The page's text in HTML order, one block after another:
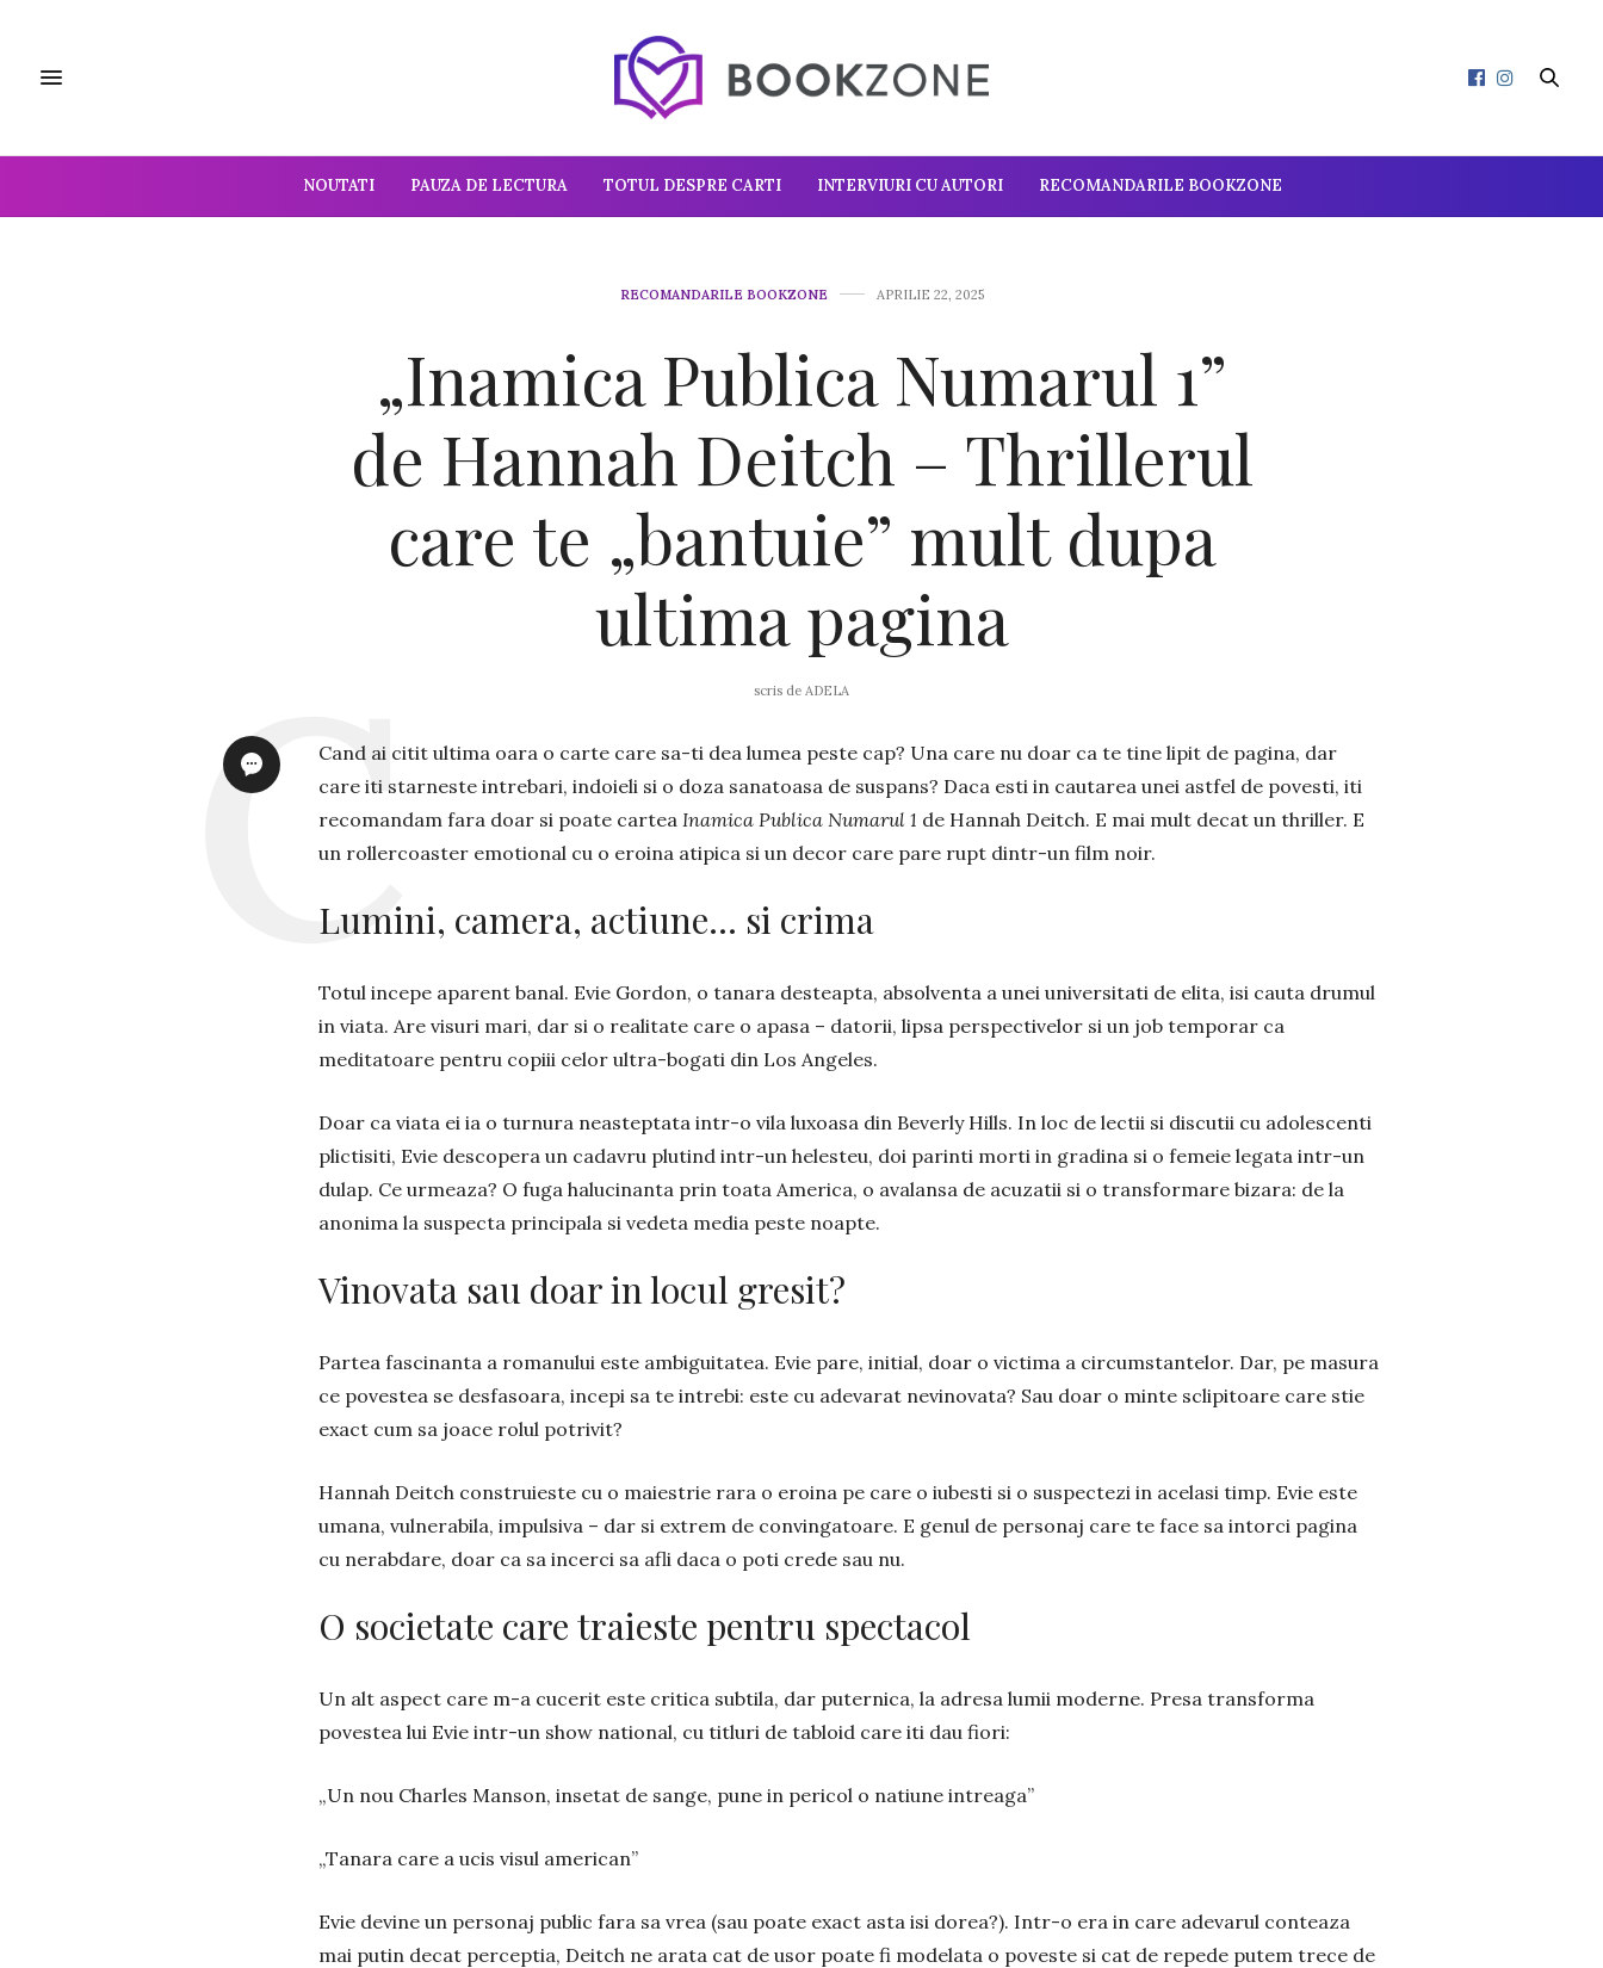
NOUTATI PAUZA DE LECTURA TOTUL DESPRE CARTI INTERVIURI CU AUTORI RECOMANDARILE BOOKZONE
RECOMANDARILE BOOKZONE APRILIE 22, 2025
„Inamica Publica Numarul 1”
de Hannah Deitch – Thrillerul
care te „bantuie” mult dupa
ultima pagina
scris de ADELA
Cand ai citit ultima oara o carte care sa-ti dea lumea peste cap? Una care nu doar ca te tine lipit de pagina, dar
care iti starneste intrebari, indoieli si o doza sanatoasa de suspans? Daca esti in cautarea unei astfel de povesti, iti
recomandam fara doar si poate cartea Inamica Publica Numarul 1 de Hannah Deitch. E mai mult decat un thriller. E
un rollercoaster emotional cu o eroina atipica si un decor care pare rupt dintr-un film noir.
Lumini, camera, actiune… si crima
Totul incepe aparent banal. Evie Gordon, o tanara desteapta, absolventa a unei universitati de elita, isi cauta drumul
in viata. Are visuri mari, dar si o realitate care o apasa – datorii, lipsa perspectivelor si un job temporar ca
meditatoare pentru copiii celor ultra-bogati din Los Angeles.
Doar ca viata ei ia o turnura neasteptata intr-o vila luxoasa din Beverly Hills. In loc de lectii si discutii cu adolescenti
plictisiti, Evie descopera un cadavru plutind intr-un helesteu, doi parinti morti in gradina si o femeie legata intr-un
dulap. Ce urmeaza? O fuga halucinanta prin toata America, o avalansa de acuzatii si o transformare bizara: de la
anonima la suspecta principala si vedeta media peste noapte.
Vinovata sau doar in locul gresit?
Partea fascinanta a romanului este ambiguitatea. Evie pare, initial, doar o victima a circumstantelor. Dar, pe masura
ce povestea se desfasoara, incepi sa te intrebi: este cu adevarat nevinovata? Sau doar o minte sclipitoare care stie
exact cum sa joace rolul potrivit?
Hannah Deitch construieste cu o maiestrie rara o eroina pe care o iubesti si o suspectezi in acelasi timp. Evie este
umana, vulnerabila, impulsiva – dar si extrem de convingatoare. E genul de personaj care te face sa intorci pagina
cu nerabdare, doar ca sa incerci sa afli daca o poti crede sau nu.
O societate care traieste pentru spectacol
Un alt aspect care m-a cucerit este critica subtila, dar puternica, la adresa lumii moderne. Presa transforma
povestea lui Evie intr-un show national, cu titluri de tabloid care iti dau fiori:
„Un nou Charles Manson, insetat de sange, pune in pericol o natiune intreaga”
„Tanara care a ucis visul american”
Evie devine un personaj public fara sa vrea (sau poate exact asta isi dorea?). Intr-o era in care adevarul conteaza
mai putin decat perceptia, Deitch ne arata cat de usor poate fi modelata o poveste si cat de repede putem trece de